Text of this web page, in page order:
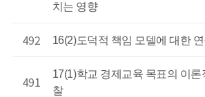
치는 영향
492 16(2)도덕적 책임 모델에 대한
491
17(1)학교 경제교육 목표의 이론
찰